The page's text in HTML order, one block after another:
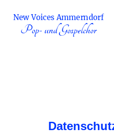
New Voices Ammerndorf
Pop- und Gospelchor